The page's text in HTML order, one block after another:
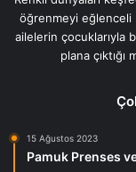
öğrenmeyi eğlenceli
ailelerin çocuklarıyla
plana
15 Ağustos 2023
Pamuk Prenses